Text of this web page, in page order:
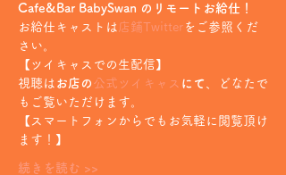
Cafe&Bar BabySwan のリモートお給仕！
お給仕キャストは 店鋪Twitter をご参照くだ
さい。
【ツイキャスでの生配信】
視聴は お店の 公式ツイキャス にて 、どなたで
もご覧いただけます。
【スマートフォンからでもお気軽に閲覧頂け
ます！】
続きを読む >>